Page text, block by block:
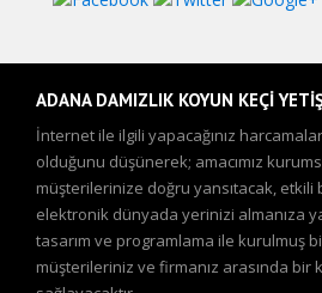
ADANA DAMIZLIK KOYUN KEÇİ
İnternet ile ilgili yapacağınız
olduğunu düşünerek; amacımız
müşterilerinize doğru yansıtacak, etkili
elektronik dünyada yerinizi almanıza
tasarım ve programlama ile kurulmuş
müşterileriniz ve firmanız arasında bir